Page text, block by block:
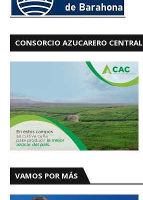
CONSORCIO AZUCARERO CENTRAL
VAMOS POR MÁS